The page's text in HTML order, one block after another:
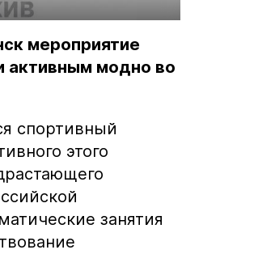
мероприятие
активным модно во
спортивный
этого
занятия